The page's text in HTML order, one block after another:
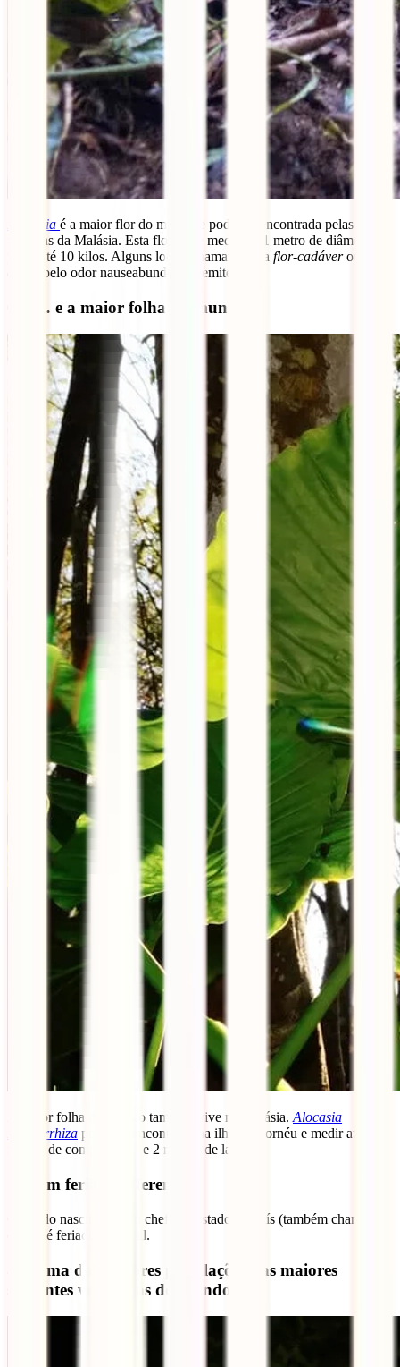
Rafflesia é a maior flor do mundo e pode ser encontrada pelas
florestas da Malásia. Esta flor pode medir até 1 metro de diâmetro e
pesar até 10 kilos. Alguns locais chamam-lhe a flor-cadáverou
pelo odor nauseabundo que emite.
6 – … e a maior folha do mundo!
A maior folha do mundo também vive na Malásia.Alocasia
Macrorrhiza pode ser encontrada na ilha de Bornéu e medir até 3
metros de comprimento e 2 metros de largura.
7 – Um feriado diferente
O dia do nascimento do chefe de estado do país (também chamado
de rei) é feriado nacional.
8 – Uma das maiores populações das maiores
serpentes venenosas do mundo